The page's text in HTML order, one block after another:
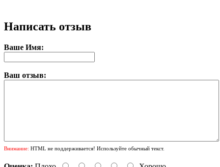
Написать отзыв
Ваше Имя:
Ваш отзыв:
Внимание: HTML не поддерживается! Используйте обычный текст.